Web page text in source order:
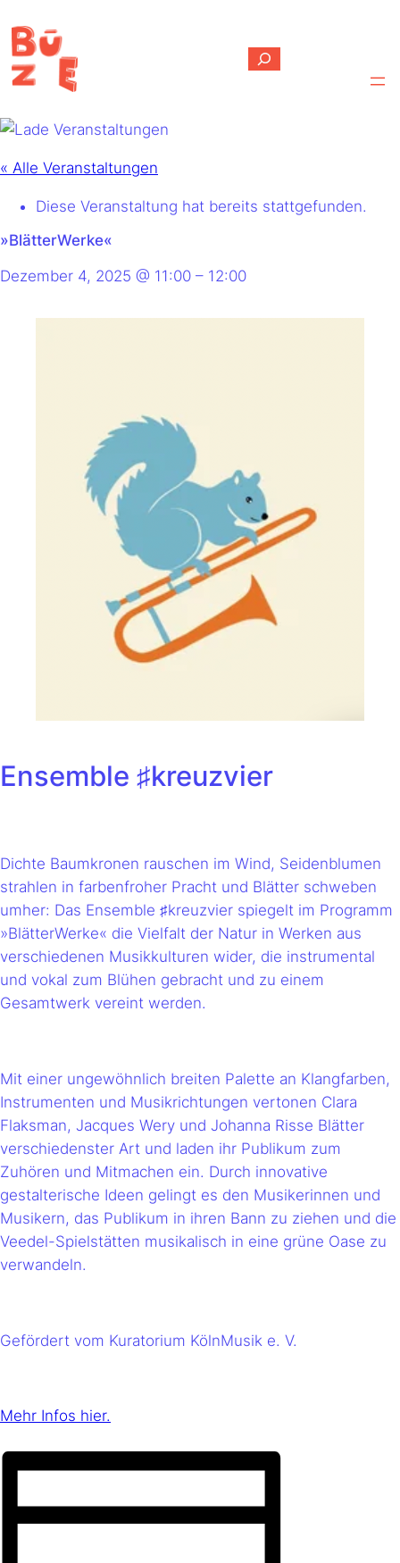
Suchen
« Alle Veranstaltungen
Diese Veranstaltung hat bereits stattgefunden.
»BlätterWerke«
Dezember 4, 2025 @ 11:00 – 12:00
Ensemble ♯kreuzvier
Dichte Baumkronen rauschen im Wind, Seidenblumen
strahlen in farbenfroher Pracht und Blätter schweben
umher: Das Ensemble ♯kreuzvier spiegelt im Programm
»BlätterWerke« die Vielfalt der Natur in Werken aus
verschiedenen Musikkulturen wider, die instrumental
und vokal zum Blühen gebracht und zu einem
Gesamtwerk vereint werden.
Mit einer ungewöhnlich breiten Palette an Klangfarben,
Instrumenten und Musikrichtungen vertonen Clara
Flaksman, Jacques Wery und Johanna Risse Blätter
verschiedenster Art und laden ihr Publikum zum
Zuhören und Mitmachen ein. Durch innovative
gestalterische Ideen gelingt es den Musikerinnen und
Musikern, das Publikum in ihren Bann zu ziehen und die
Veedel-Spielstätten musikalisch in eine grüne Oase zu
verwandeln.
Gefördert vom Kuratorium KölnMusik e. V.
Mehr Infos hier.